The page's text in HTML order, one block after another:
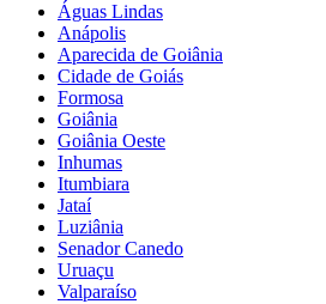
Águas Lindas
Anápolis
Aparecida de Goiânia
Cidade de Goiás
Formosa
Goiânia
Goiânia Oeste
Inhumas
Itumbiara
Jataí
Luziânia
Senador Canedo
Uruaçu
Valparaíso